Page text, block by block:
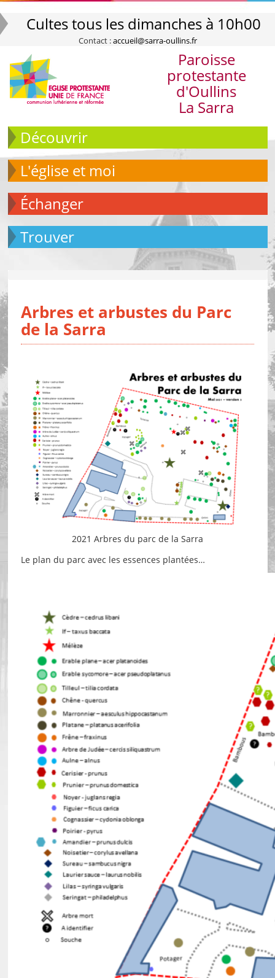
Cultes tous les dimanches à 10h00
Contact :accueil@sarra-oullins.fr
Paroisse
protestante
d'Oullins
La Sarra
Découvrir
L'église et moi
échanger
Trouver
Arbres et arbustes du Parc
de la Sarra
2021 Arbres du parc de la Sarra
Le plan du parc avec les essences plantées…